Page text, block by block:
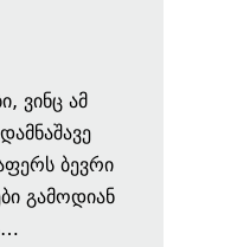
ვინც ამ
ბევრი
გამოდიან